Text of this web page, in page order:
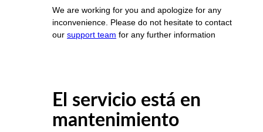
We are working for you and apologize for any
inconvenience. Please do not hesitate to contact
our support team for any further information
El servicio está en
mantenimiento